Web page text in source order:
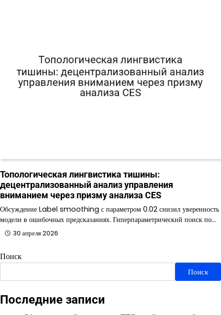
Топологическая лингвистика тишины:
децентрализованный анализ управления
вниманием через призму анализа CES
Обсуждение Label smoothing с параметром 0.02 снизил уверенность
модели в ошибочных предсказаниях. Гиперпараметрический поиск по…
30 апреля 2026
Поиск
Поиск
Последние записи